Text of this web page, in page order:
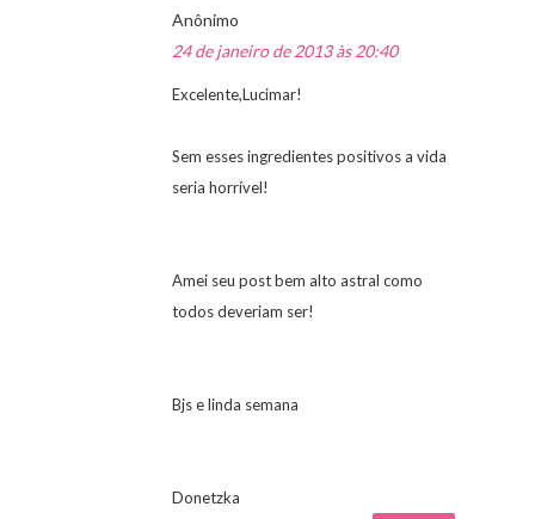
Anônimo
24 de janeiro de 2013 às 20:40
Excelente,Lucimar!
Sem esses ingredientes positivos a vida
seria horrível!
Amei seu post bem alto astral como
todos deveriam ser!
Bjs e linda semana
Donetzka